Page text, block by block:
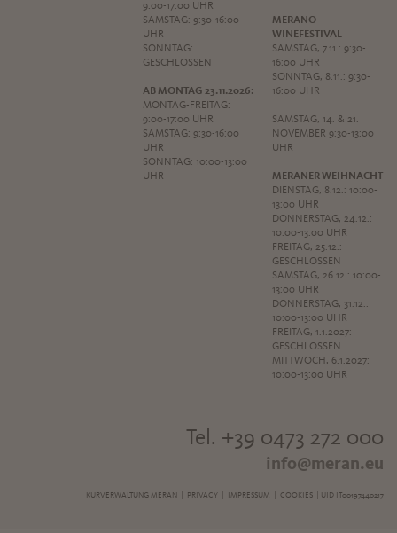
9:00-17:00 UHR
SAMSTAG: 9:30-16:00
UHR
SONNTAG:
GESCHLOSSEN
AB MONTAG 23.11.2026:
MONTAG-FREITAG:
9:00-17:00 UHR
SAMSTAG: 9:30-16:00
UHR
SONNTAG: 10:00-13:00
UHR
MERANO
WINEFESTIVAL
SAMSTAG, 7.11.: 9:30-
16:00 UHR
SONNTAG, 8.11.: 9:30-
16:00 UHR
SAMSTAG, 14. & 21.
NOVEMBER 9:30-13:00
UHR
MERANER WEIHNACHT
DIENSTAG, 8.12.: 10:00-
13:00 UHR
DONNERSTAG, 24.12.:
10:00-13:00 UHR
FREITAG, 25.12.:
GESCHLOSSEN
SAMSTAG, 26.12.: 10:00-
13:00 UHR
DONNERSTAG, 31.12.:
10:00-13:00 UHR
FREITAG, 1.1.2027:
GESCHLOSSEN
MITTWOCH, 6.1.2027:
10:00-13:00 UHR
Tel. +39 0473 272 000
info@meran.eu
KURVERWALTUNG MERAN | PRIVACY| IMPRESSUM COOKIES | UID IT00197440217